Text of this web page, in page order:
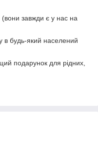
(вони завжди є у нас на
в будь-який населений
подарунок для рідних,